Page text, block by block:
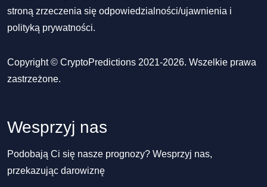
stroną zrzeczenia się odpowiedzialności/ujawnienia i
polityką prywatności.
Copyright © CryptoPredictions 2021-2026. Wszelkie prawa
zastrzeżone.
Wesprzyj nas
Podobają Ci się nasze prognozy? Wesprzyj nas,
przekazując darowiznę